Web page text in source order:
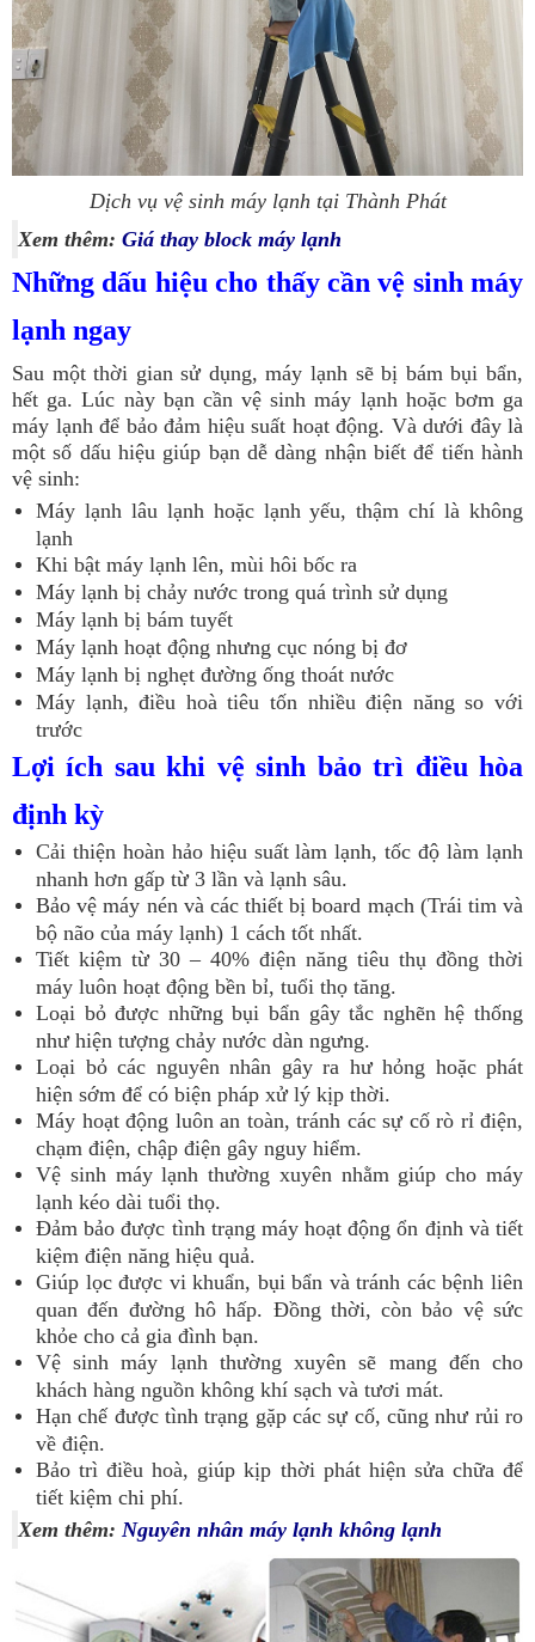
Dịch vụ vệ sinh máy lạnh tại Thành Phát
Xem thêm: Giá thay block máy lạnh
Những dấu hiệu cho thấy cần vệ sinh máy
lạnh ngay
Sau một thời gian sử dụng, máy lạnh sẽ bị bám bụi bẩn,
hết ga. Lúc này bạn cần vệ sinh máy lạnh hoặc bơm ga
máy lạnh để bảo đảm hiệu suất hoạt động. Và dưới đây là
một số dấu hiệu giúp bạn dễ dàng nhận biết để tiến hành
vệ sinh:
Máy lạnh lâu lạnh hoặc lạnh yếu, thậm chí là không
lạnh
Khi bật máy lạnh lên, mùi hôi bốc ra
Máy lạnh bị chảy nước trong quá trình sử dụng
Máy lạnh bị bám tuyết
Máy lạnh hoạt động nhưng cục nóng bị đơ
Máy lạnh bị nghẹt đường ống thoát nước
Máy lạnh, điều hoà tiêu tốn nhiều điện năng so với
trước
Lợi ích sau khi vệ sinh bảo trì điều hòa
định kỳ
Cải thiện hoàn hảo hiệu suất làm lạnh, tốc độ làm lạnh
nhanh hơn gấp từ 3 lần và lạnh sâu.
Bảo vệ máy nén và các thiết bị board mạch (Trái tim và
bộ não của máy lạnh) 1 cách tốt nhất.
Tiết kiệm từ 30 – 40% điện năng tiêu thụ đồng thời
máy luôn hoạt động bền bỉ, tuổi thọ tăng.
Loại bỏ được những bụi bẩn gây tắc nghẽn hệ thống
như hiện tượng chảy nước dàn ngưng.
Loại bỏ các nguyên nhân gây ra hư hỏng hoặc phát
hiện sớm để có biện pháp xử lý kịp thời.
Máy hoạt động luôn an toàn, tránh các sự cố rò rỉ điện,
chạm điện, chập điện gây nguy hiểm.
Vệ sinh máy lạnh thường xuyên nhằm giúp cho máy
lạnh kéo dài tuổi thọ.
Đảm bảo được tình trạng máy hoạt động ổn định và tiết
kiệm điện năng hiệu quả.
Giúp lọc được vi khuẩn, bụi bẩn và tránh các bệnh liên
quan đến đường hô hấp. Đồng thời, còn bảo vệ sức
khỏe cho cả gia đình bạn.
Vệ sinh máy lạnh thường xuyên sẽ mang đến cho
khách hàng nguồn không khí sạch và tươi mát.
Hạn chế được tình trạng gặp các sự cố, cũng như rủi ro
về điện.
Bảo trì điều hoà, giúp kịp thời phát hiện sửa chữa để
tiết kiệm chi phí.
Xem thêm: Nguyên nhân máy lạnh không lạnh